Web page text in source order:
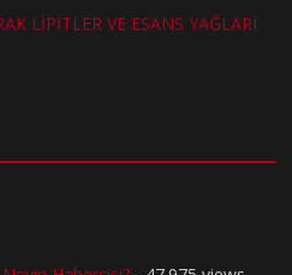
LİPİTLER VE ESANS YAĞLARI